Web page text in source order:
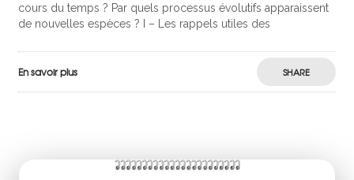
cours du temps ? Par quels processus évolutifs apparaissent
de nouvelles espèces ? I – Les rappels utiles des
En savoir plus SHARE